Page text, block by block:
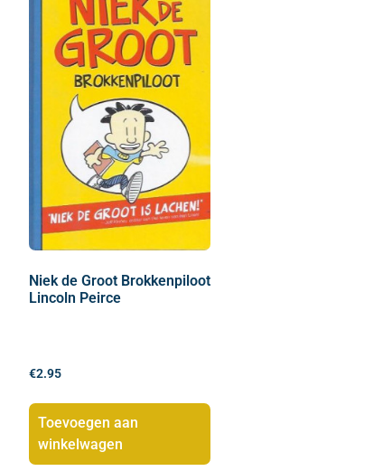
Niek de Groot Brokkenpiloot
Lincoln Peirce
€2.95
Toevoegen aan
winkelwagen